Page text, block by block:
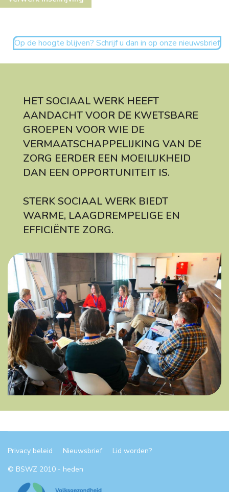
Op de hoogte blijven? Schrijf u dan in op onze nieuwsbrief
HET SOCIAAL WERK HEEFT
AANDACHT VOOR DE KWETSBARE
GROEPEN VOOR WIE DE
VERMAATSCHAPPELIJKING VAN DE
ZORG EERDER EEN MOEILIJKHEID
DAN EEN OPPORTUNITEIT IS.
STERK SOCIAAL WERK BIEDT
WARME, LAAGDREMPELIGE EN
EFFICIËNTE ZORG.
Privacy beleid Nieuwsbrief
Lid worden?
© BSWZ 2010 - heden